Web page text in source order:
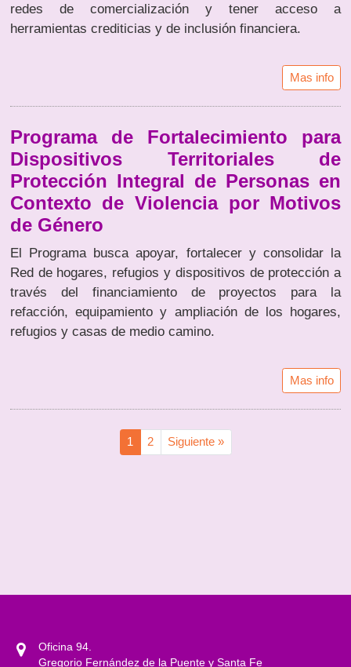
redes de comercialización y tener acceso a
herramientas crediticias y de inclusión financiera.
Mas info
Programa de Fortalecimiento para
Dispositivos Territoriales de
Protección Integral de Personas en
Contexto de Violencia por Motivos
de Género
El Programa busca apoyar, fortalecer y consolidar la
Red de hogares, refugios y dispositivos de protección a
través del financiamiento de proyectos para la
refacción, equipamiento y ampliación de los hogares,
refugios y casas de medio camino.
Mas info
1 2 Siguiente »
Oficina 94.
Gregorio Fernández de la Puente y Santa Fe